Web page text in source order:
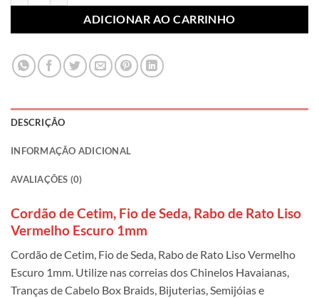
ADICIONAR AO CARRINHO
DESCRIÇÃO
INFORMAÇÃO ADICIONAL
AVALIAÇÕES (0)
Cordão de Cetim, Fio de Seda, Rabo de Rato Liso
Vermelho Escuro 1mm
Cordão de Cetim, Fio de Seda, Rabo de Rato Liso Vermelho
Escuro 1mm. Utilize nas correias dos Chinelos Havaianas,
Tranças de Cabelo Box Braids, Bijuterias, Semijóias e